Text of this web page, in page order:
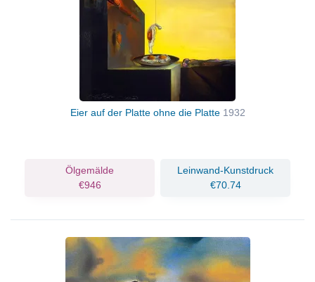
Eier auf der Platte ohne die Platte 1932
Ölgemälde
€946
Leinwand-Kunstdruck
€70.74